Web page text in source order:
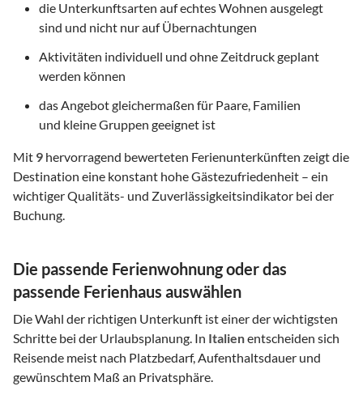
die Unterkunftsarten auf echtes Wohnen ausgelegt
sind und nicht nur auf Übernachtungen
Aktivitäten individuell und ohne Zeitdruck geplant
werden können
das Angebot gleichermaßen für Paare, Familien
und kleine Gruppen geeignet ist
Mit 9 hervorragend bewerteten Ferienunterkünften zeigt die
Destination eine konstant hohe Gästezufriedenheit – ein
wichtiger Qualitäts- und Zuverlässigkeitsindikator bei der
Buchung.
Die passende Ferienwohnung oder das
passende Ferienhaus auswählen
Die Wahl der richtigen Unterkunft ist einer der wichtigsten
Schritte bei der Urlaubsplanung. In Italienentscheiden sich
Reisende meist nach Platzbedarf, Aufenthaltsdauer und
gewünschtem Maß an Privatsphäre.